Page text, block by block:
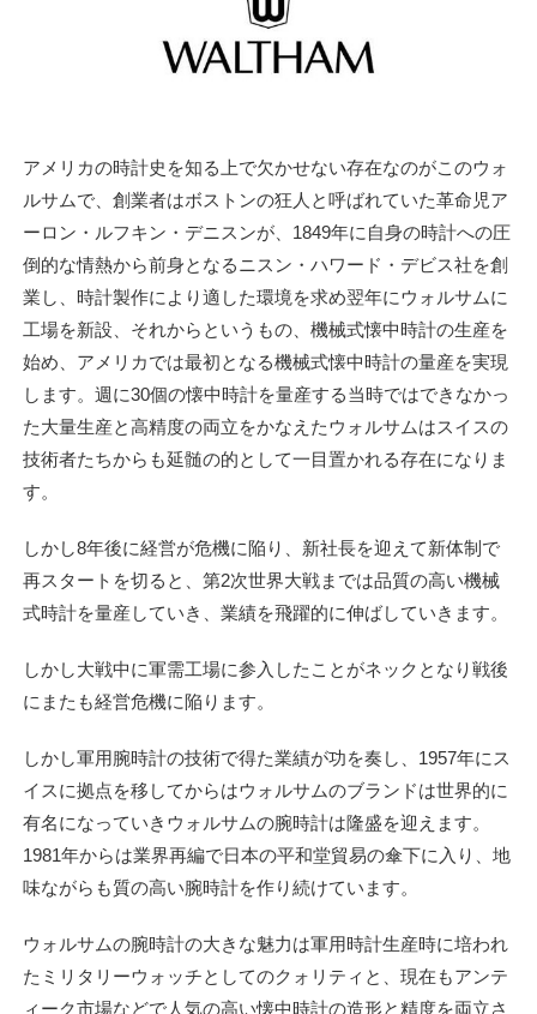
アメリカの時計史を知る上で欠かせない存在なのがこのウォ
ルサムで、創業者はボストンの狂人と呼ばれていた革命児ア
ーロン・ルフキン・デニスンが、1849年に自身の時計への圧
倒的な情熱から前身となるニスン・ハワード・デビス社を創
業し、時計製作により適した環境を求め翌年にウォルサムに
工場を新設、それからというもの、機械式懐中時計の生産を
始め、アメリカでは最初となる機械式懐中時計の量産を実現
します。週に30個の懐中時計を量産する当時ではできなかっ
た大量生産と高精度の両立をかなえたウォルサムはスイスの
技術者たちからも延髄の的として一目置かれる存在になりま
す。
しかし8年後に経営が危機に陥り、新社長を迎えて新体制で
再スタートを切ると、第2次世界大戦までは品質の高い機械
式時計を量産していき、業績を飛躍的に伸ばしていきます。
しかし大戦中に軍需工場に参入したことがネックとなり戦後
にまたも経営危機に陥ります。
しかし軍用腕時計の技術で得た業績が功を奏し、1957年にス
イスに拠点を移してからはウォルサムのブランドは世界的に
有名になっていきウォルサムの腕時計は隆盛を迎えます。
1981年からは業界再編で日本の平和堂貿易の傘下に入り、地
味ながらも質の高い腕時計を作り続けています。
ウォルサムの腕時計の大きな魅力は軍用時計生産時に培われ
たミリタリーウォッチとしてのクォリティと、現在もアンテ
ィーク市場などで人気の高い懐中時計の造形と精度を両立さ